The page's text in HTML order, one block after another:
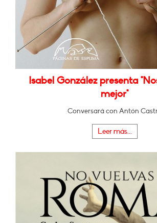
Isabel González presenta
mejor"
Conversará con Antón
Leer más...